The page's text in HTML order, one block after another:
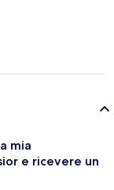
mia
e ricevere un